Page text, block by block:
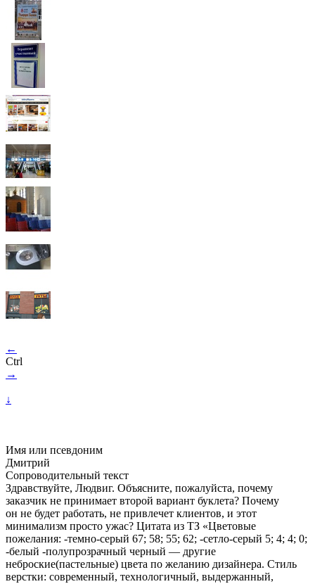
←
Ctrl
→
↓
Имя или псевдоним
Дмитрий
Сопроводительный текст
Здравствуйте, Людвиг. Объясните, пожалуйста, почему
заказчик не принимает второй вариант буклета? Почему
он не будет работать, не привлечет клиентов, и этот
минимализм просто ужас? Цитата из ТЗ «Цветовые
пожелания: -темно-серый 67; 58; 55; 62; -сетло-серый 5; 4; 4; 0;
-белый -полупрозрачный черный — другие
неброские(пастельные) цвета по желанию дизайнера. Стиль
верстки: современный, технологичный, выдержанный,